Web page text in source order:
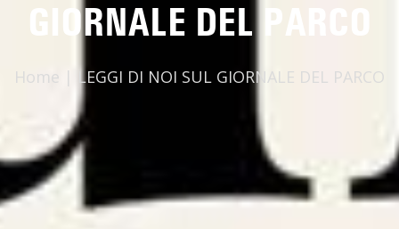
GIORNALE DEL PARCO
Home | LEGGI DI NOI SUL GIORNALE DEL PARCO